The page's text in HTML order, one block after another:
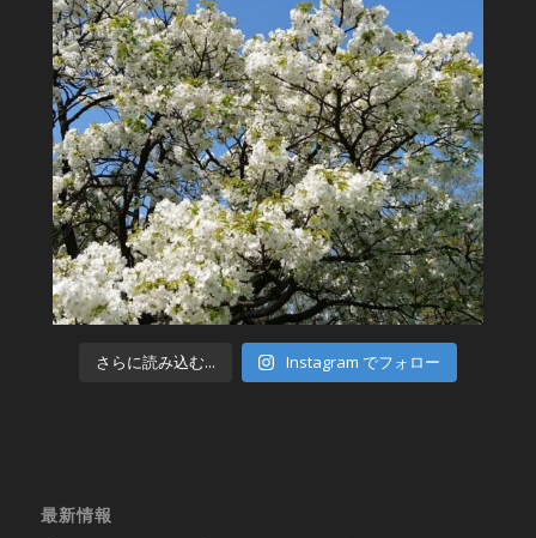
さらに読み込む... Instagram でフォロー
最新情報